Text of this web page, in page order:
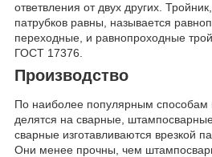
ответвления от двух других.
патрубков равны, называется
переходные, и равнопроходные
ГОСТ 17376.
Производство
По наиболее популярным способам
делятся на сварные,
сварные изготавливаются врезкой
Они менее прочны, чем